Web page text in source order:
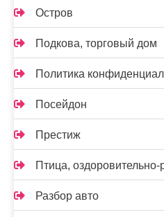
Остров
Подкова, торговый дом
Политика
Посейдон
Престиж
Птица,
Разбор авто